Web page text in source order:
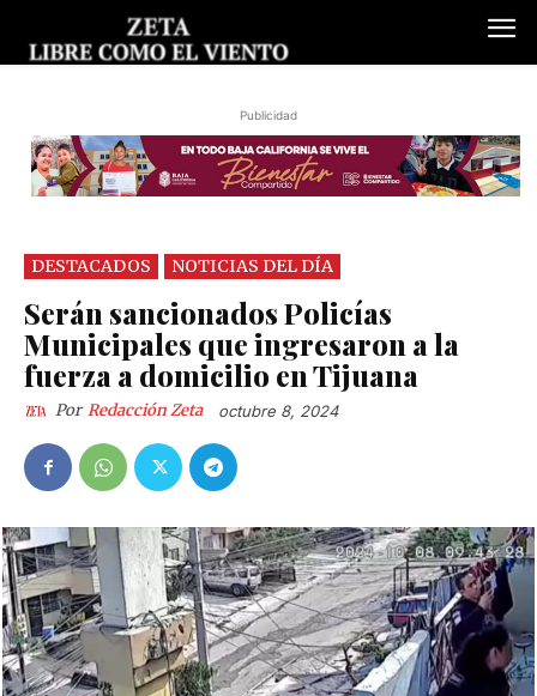
Publicidad
DESTACADOS NOTICIAS DEL DÍA
Serán sancionados Policías
Municipales que ingresaron a la
fuerza a domicilio en Tijuana
Por Redacción Zeta octubre 8, 2024